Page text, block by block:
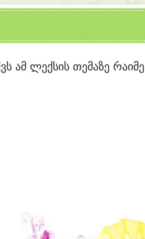
ამ ლექსის თემაზე რაიმე